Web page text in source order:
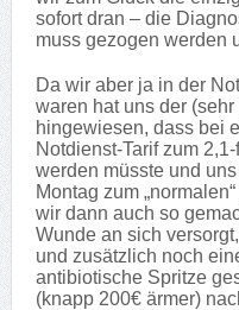
sofort dran – die
muss gezogen werden
Da wir aber ja in der
waren hat uns der
hingewiesen, dass bei
Notdienst-Tarif zum
werden müsste und
Montag zum
wir dann auch so
Wunde an sich
und zusätzlich noch
antibiotische Spritze
(knapp 200€ ärmer)